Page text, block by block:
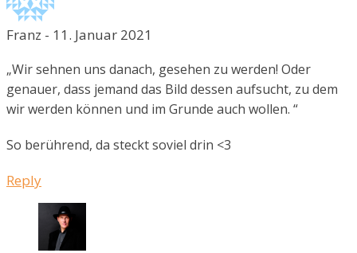
Franz - 11. Januar 2021
„Wir sehnen uns danach, gesehen zu werden! Oder
genauer, dass jemand das Bild dessen aufsucht, zu dem
wir werden können und im Grunde auch wollen. “
So berührend, da steckt soviel drin <3
Reply